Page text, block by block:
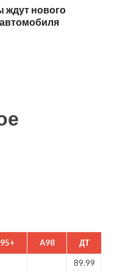
ждут нового
A98 ДТ
89.99